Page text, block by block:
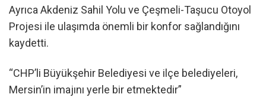
Ayrıca Akdeniz Sahil Yolu ve Çeşmeli-Taşucu Otoyol
Projesi ile ulaşımda önemli bir konfor sağlandığını
kaydetti.
“CHP’li Büyükşehir Belediyesi ve ilçe belediyeleri,
Mersin’in imajını yerle bir etmektedir”